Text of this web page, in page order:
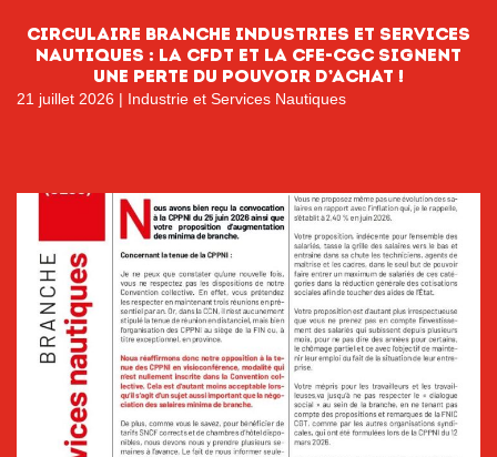
CIRCULAIRE BRANCHE INDUSTRIES ET SERVICES
NAUTIQUES : La CFDT et la CFE-CGC signent
une perte du pouvoir D’ACHAT !
21 juillet 2026 | Industrie et Services Nautiques